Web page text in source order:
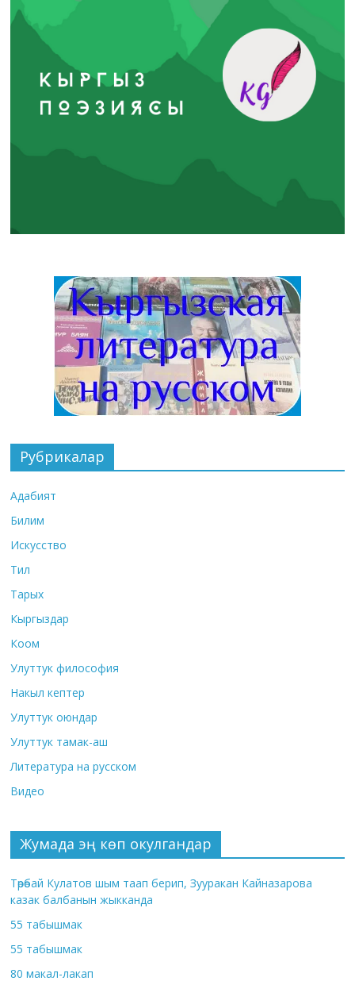
Рубрикалар
Адабият
Билим
Искусство
Тил
Тарых
Кыргыздар
Коом
Улуттук философия
Накыл кептер
Улуттук оюндар
Улуттук тамак-аш
Литература на русском
Видео
Жумада эң көп окулгандар
Төрөбай Кулатов шым таап берип, Зууракан Кайназарова
казак балбанын жыкканда
55 табышмак
55 табышмак
80 макал-лакап